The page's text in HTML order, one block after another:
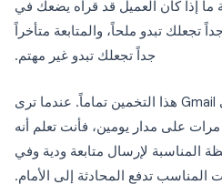
ما إذا كان العميل قد قرأه يضعك في
تجعلك تبدو ملحاً، والمتابعة متأخراً
جداً تجعلك تبدو غير مهتم.
يزيل تتبع البريد الإلكتروني في Gmail هذا التخمين تماماً. عندما ترى
على مدار يومين، فأنت تعلم أنه
المناسبة لإرسال متابعة ودية وفي
المناسب تدفع المحادثة إلى الأمام.